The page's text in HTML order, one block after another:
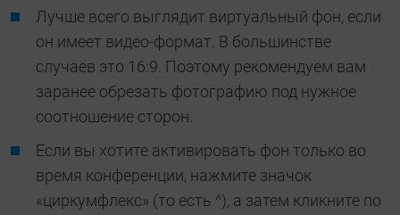
Лучше всего выглядит виртуальный фон, если
он имеет видео-формат. В большинстве
случаев это 16:9. Поэтому рекомендуем вам
заранее обрезать фотографию под нужное
соотношение сторон.
Если вы хотите активировать фон только во
время конференции, нажмите значок
«циркумфлекс» (то есть ^), а затем кликните по